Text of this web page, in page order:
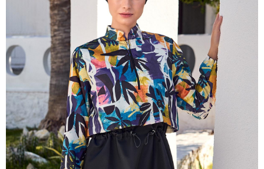
Tanıtım, pazarlama, reklam ve benzeri amaçlarla tarafıma ticari elektronik ileti gönderilmesine izin
veriyorum.Elektronik Ticari İleti Aydınlatma Metni 'ni okudum onay veriyorum.
Paylaştığım bilgilerin
KVKK kapsamında tarafınızca korunmasını, sms ve WhatsApp
üzerinden bilgilendirmeleri almayıkabul ediyorum.
Çevir Kazan